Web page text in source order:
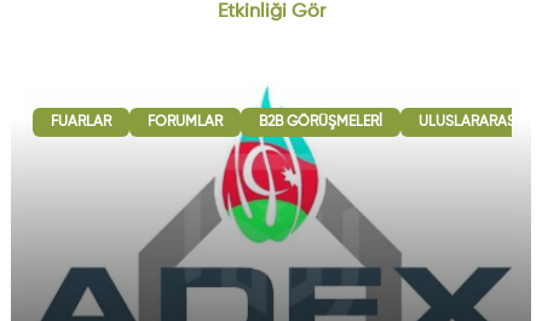
Etkinliği Gör
FUARLAR FORUMLAR B2B GÖRÜŞMELERI ULUSLARARASI